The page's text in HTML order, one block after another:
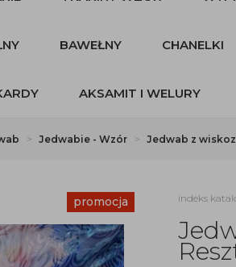
BAWEŁNY CHANELKI
AKSAMIT I WELURY
Jedwabie - Wzór Jedwab z
promocja indeks